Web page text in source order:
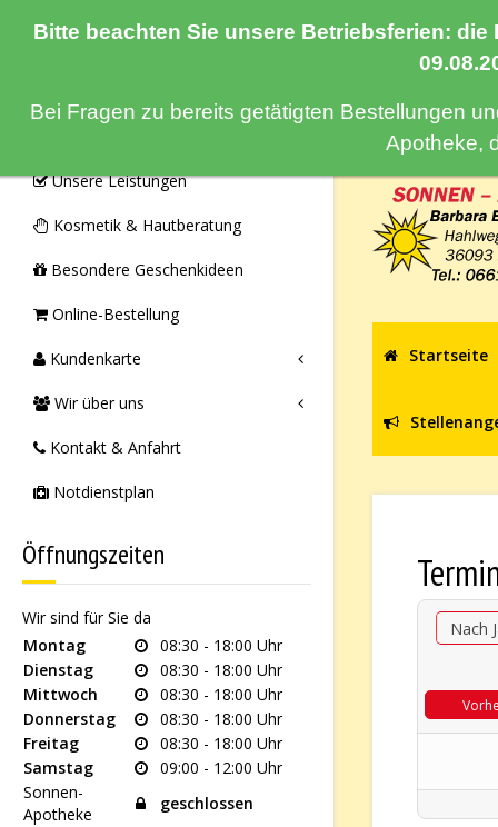
Bitte beachten Sie unsere Betriebsferien:
Bei Fragen zu bereits getätigten Bestellungen
Apotheke,
Unsere Leistungen
Kosmetik & Hautberatung
Besondere Geschenkideen
Online-Bestellung
Kundenkarte
Wir über uns
Kontakt & Anfahrt
Notdienstplan
Öffnungszeiten
Wir sind für Sie da
Montag
08:30 - 18:00 Uhr
Dienstag
08:30 - 18:00 Uhr
Mittwoch
08:30 - 18:00 Uhr
Donnerstag
08:30 - 18:00 Uhr
Freitag
08:30 - 18:00 Uhr
Samstag
09:00 - 12:00 Uhr
Sonnen-
Apotheke
geschlossen
Startseite
Nach